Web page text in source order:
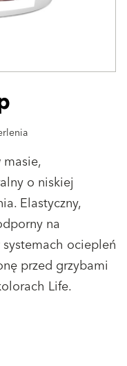
o niskiej
Elastyczny,
na
ociepleń
przed grzybami
Life.